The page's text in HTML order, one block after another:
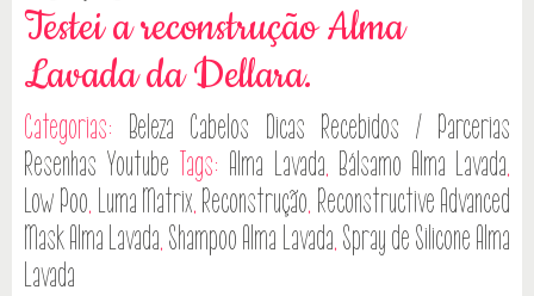
Testei a reconstrução Alma
Lavada da Dellara.
Categorias: Beleza Cabelos Dicas Recebidos / Parcerias
Resenhas Youtube Tags: Alma Lavada, Bálsamo Alma Lavada,
Low Poo, Luma Matrix, Reconstrução, Reconstructive Advanced
Mask Alma Lavada, Shampoo Alma Lavada, Spray de Silicone Alma
Lavada